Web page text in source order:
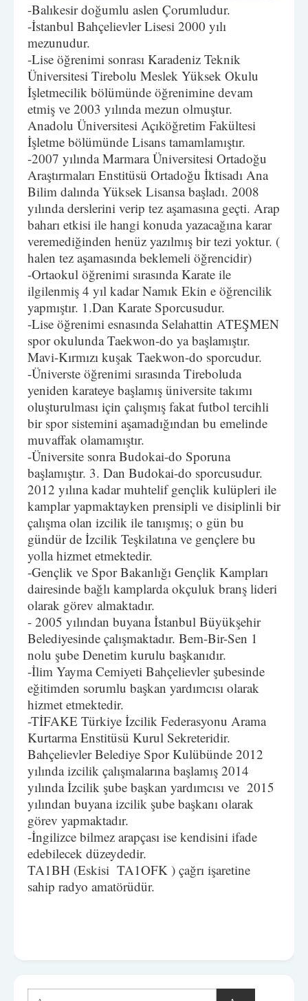
-Balıkesir doğumlu aslen Çorumludur.
-İstanbul Bahçelievler Lisesi 2000 yılı
mezunudur.
-Lise öğrenimi sonrası Karadeniz Teknik
Üniversitesi Tirebolu Meslek Yüksek Okulu
İşletmecilik bölümünde öğrenimine devam
etmiş ve 2003 yılında mezun olmuştur.
Anadolu Üniversitesi Açıköğretim Fakültesi
İşletme bölümünde Lisans tamamlamıştır.
-2007 yılında Marmara Üniversitesi Ortadoğu
Araştırmaları Enstitüsü Ortadoğu İktisadı Ana
Bilim dalında Yüksek Lisansa başladı. 2008
yılında derslerini verip tez aşamasına geçti. Arap
baharı etkisi ile hangi konuda yazacağına karar
veremediğinden henüz yazılmış bir tezi yoktur. (
halen tez aşamasında beklemeli öğrencidir)
-Ortaokul öğrenimi sırasında Karate ile
ilgilenmiş 4 yıl kadar Namık Ekin e öğrencilik
yapmıştır. 1.Dan Karate Sporcusudur.
-Lise öğrenimi esnasında Selahattin ATEŞMEN
spor okulunda Taekwon-do ya başlamıştır.
Mavi-Kırmızı kuşak Taekwon-do sporcudur.
-Üniverste öğrenimi sırasında Tireboluda
yeniden karateye başlamış üniversite takımı
oluşturulması için çalışmış fakat futbol tercihli
bir spor sistemini aşamadığından bu emelinde
muvaffak olamamıştır.
-Üniversite sonra Budokai-do Sporuna
başlamıştır. 3. Dan Budokai-do sporcusudur.
2012 yılına kadar muhtelif gençlik kulüpleri ile
kamplar yapmaktayken prensipli ve disiplinli bir
çalışma olan izcilik ile tanışmış; o gün bu
gündür de İzcilik Teşkilatına ve gençlere bu
yolla hizmet etmektedir.
-Gençlik ve Spor Bakanlığı Gençlik Kampları
dairesinde bağlı kamplarda okçuluk branş lideri
olarak görev almaktadır.
- 2005 yılından buyana İstanbul Büyükşehir
Belediyesinde çalışmaktadır. Bem-Bir-Sen 1
nolu şube Denetim kurulu başkanıdır.
-İlim Yayma Cemiyeti Bahçelievler şubesinde
eğitimden sorumlu başkan yardımcısı olarak
hizmet etmektedir.
-TİFAKE Türkiye İzcilik Federasyonu Arama
Kurtarma Enstitüsü Kurul Sekreteridir.
Bahçelievler Belediye Spor Kulübünde 2012
yılında izcilik çalışmalarına başlamış 2014
yılında İzcilik şube başkan yardımcısı ve 2015
yılından buyana izcilik şube başkanı olarak
görev yapmaktadır.
-İngilizce bilmez arapçası ise kendisini ifade
edebilecek düzeydedir.
TA1BH (Eskisi TA1OFK ) çağrı işaretine
sahip radyo amatörüdür.